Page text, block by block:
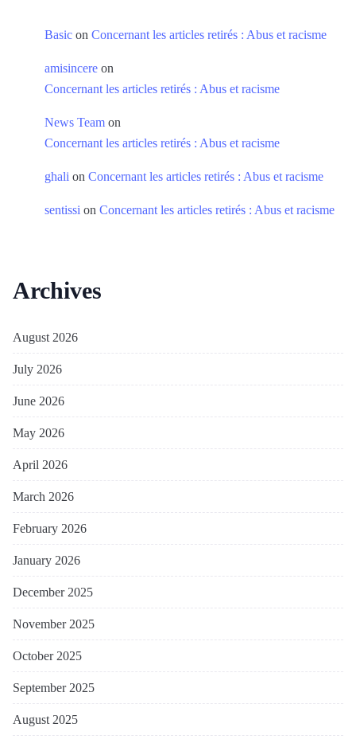
Basic on Concernant les articles retirés : Abus et racisme
amisincere on
Concernant les articles retirés : Abus et racisme
News Team on
Concernant les articles retirés : Abus et racisme
ghali on Concernant les articles retirés : Abus et racisme
sentissi on Concernant les articles retirés : Abus et racisme
Archives
August 2026
July 2026
June 2026
May 2026
April 2026
March 2026
February 2026
January 2026
December 2025
November 2025
October 2025
September 2025
August 2025